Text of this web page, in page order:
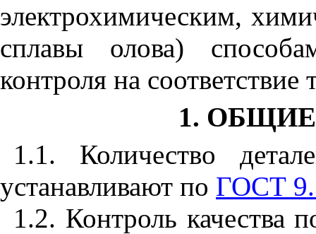
электрохимическим,
сплавы олова)
контроля на
1.
1.1. Количество
устанавливают по ГОСТ
1.2. Контроль качества